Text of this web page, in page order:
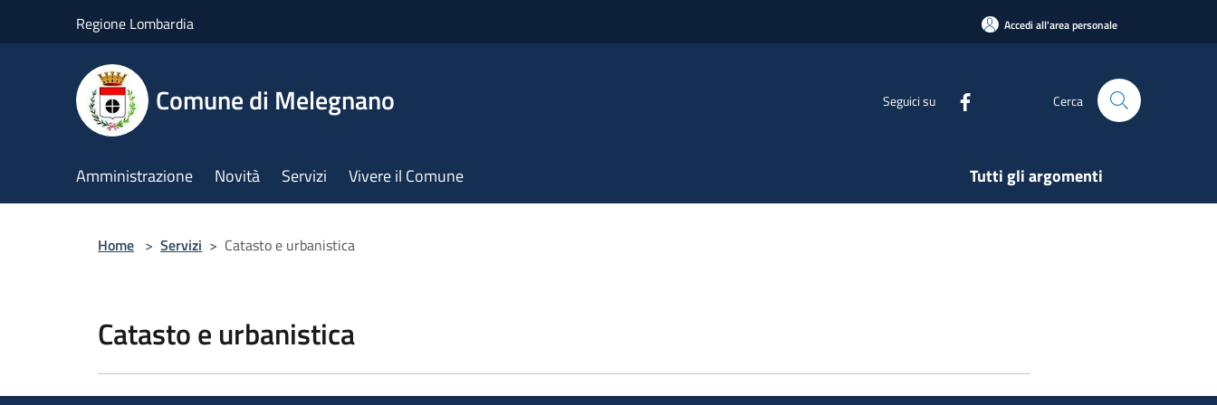
Regione Lombardia Accedi all'area personale
Comune di Melegnano Seguici su Cerca
Amministrazione Novità Servizi Vivere il Comune Tutti gli argomenti
Home > Servizi > Catasto e urbanistica
Catasto e urbanistica